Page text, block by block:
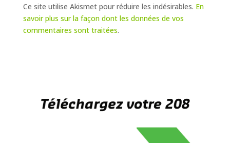
Ce site utilise Akismet pour réduire les indésirables. En
savoir plus sur la façon dont les données de vos
commentaires sont traitées.